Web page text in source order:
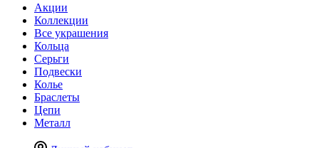
Акции
Коллекции
Все украшения
Кольца
Серьги
Подвески
Колье
Браслеты
Цепи
Металл